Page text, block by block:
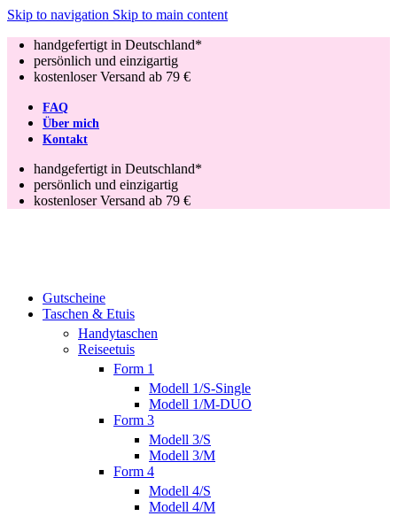
Skip to navigation Skip to main content
handgefertigt in Deutschland*
persönlich und einzigartig
kostenloser Versand ab 79 €
FAQ
Über mich
Kontakt
handgefertigt in Deutschland*
persönlich und einzigartig
kostenloser Versand ab 79 €
Gutscheine
Taschen & Etuis
Handytaschen
Reiseetuis
Form 1
Modell 1/S-Single
Modell 1/M-DUO
Form 3
Modell 3/S
Modell 3/M
Form 4
Modell 4/S
Modell 4/M